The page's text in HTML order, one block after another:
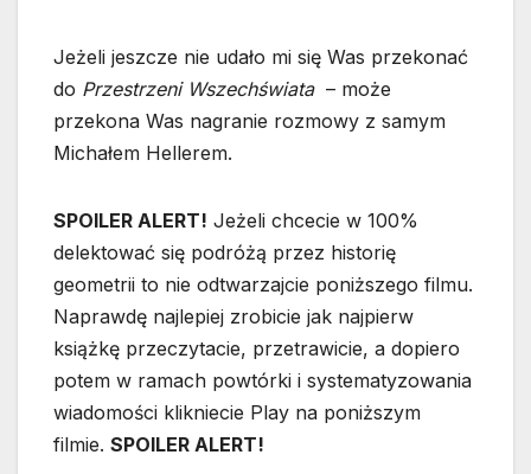
Jeżeli jeszcze nie udało mi się Was przekonać
do Przestrzeni Wszechświata – może
przekona Was nagranie rozmowy z samym
Michałem Hellerem.
SPOILER ALERT! Jeżeli chcecie w 100%
delektować się podróżą przez historię
geometrii to nie odtwarzajcie poniższego filmu.
Naprawdę najlepiej zrobicie jak najpierw
książkę przeczytacie, przetrawicie, a dopiero
potem w ramach powtórki i systematyzowania
wiadomości klikniecie Play na poniższym
filmie. SPOILER ALERT!